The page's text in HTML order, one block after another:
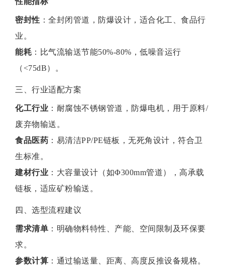
密封性 ‌：全封闭管道，防爆设计，适合化工、食品行
业。
能耗 ‌：比气流输送节能50%-80%，低噪音运行
（<75dB）。
三、行业适配方案
化工行业 ‌：耐腐蚀不锈钢管道，防爆电机，用于原料/
废弃物输送。
食品医药 ‌：易清洁PP/PE链板，无死角设计，符合卫
生标准。
建材行业 ‌：大容量设计（如Φ300mm管道），高承载
链板，适应矿粉输送。
四、选型流程建议
需求清单 ‌：明确物料特性、产能、空间限制及环保要
求。
参数计算 ‌：通过输送量、距离、高度反推设备规格。